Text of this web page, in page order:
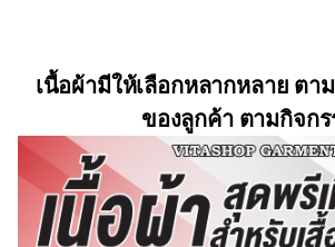
เนื้อผ้ามีให้เลือกหลากหลาย ตา
ของลูกค้า ตามกิจก